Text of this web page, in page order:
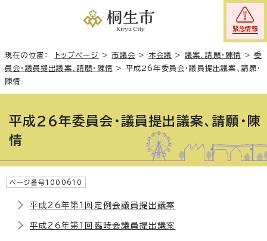
緊急情報
現在の位置： トップページ >市議会 > 本会議 > 議案、請願・陳情 >委
員会・議員提出議案、請願・陳情 > 平成26年委員会・議員提出議案、請願・
陳情
平成26年委員会・議員提出議案、請願・陳
情
ページ番号1000610
平成26年第1回定例会議員提出議案
平成26年第1回臨時会議員提出議案